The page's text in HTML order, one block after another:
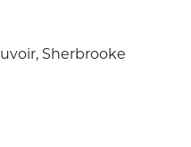
Sherbrooke